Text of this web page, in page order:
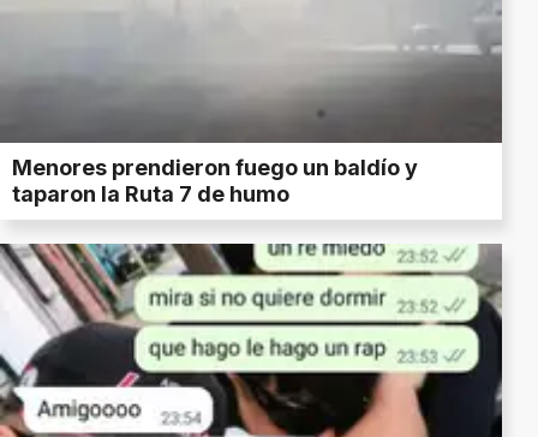
Menores prendieron fuego un baldío y
taparon la Ruta 7 de humo